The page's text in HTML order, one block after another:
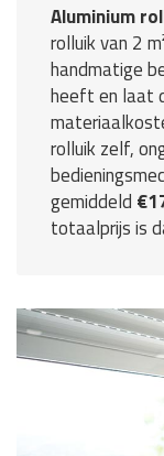
Aluminium
rolluik van 2
handmatige
heeft en laat
rolluik zelf,
gemiddeld
totaalprijs is